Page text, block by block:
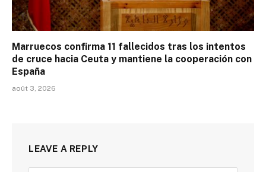
Marruecos confirma 11 fallecidos tras los intentos
de cruce hacia Ceuta y mantiene la cooperación con
España
août 3, 2026
LEAVE A REPLY